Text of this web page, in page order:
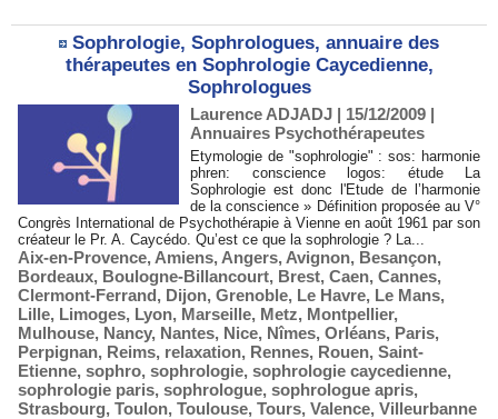
Sophrologie, Sophrologues, annuaire des
thérapeutes en Sophrologie Caycedienne,
Sophrologues
Laurence ADJADJ | 15/12/2009 |
Annuaires Psychothérapeutes
Etymologie de "sophrologie" : sos: harmonie
phren: conscience logos: étude La
Sophrologie est donc l'Etude de l’harmonie
de la conscience » Définition proposée au V°
Congrès International de Psychothérapie à Vienne en août 1961 par son
créateur le Pr. A. Caycédo. Qu’est ce que la sophrologie ? La...
Aix-en-Provence, Amiens, Angers, Avignon, Besançon,
Bordeaux, Boulogne-Billancourt, Brest, Caen, Cannes,
Clermont-Ferrand, Dijon, Grenoble, Le Havre, Le Mans,
Lille, Limoges, Lyon, Marseille, Metz, Montpellier,
Mulhouse, Nancy, Nantes, Nice, Nîmes, Orléans, Paris,
Perpignan, Reims, relaxation, Rennes, Rouen, Saint-
Etienne, sophro, sophrologie, sophrologie caycedienne,
sophrologie paris, sophrologue, sophrologue apris,
Strasbourg, Toulon, Toulouse, Tours, Valence, Villeurbanne